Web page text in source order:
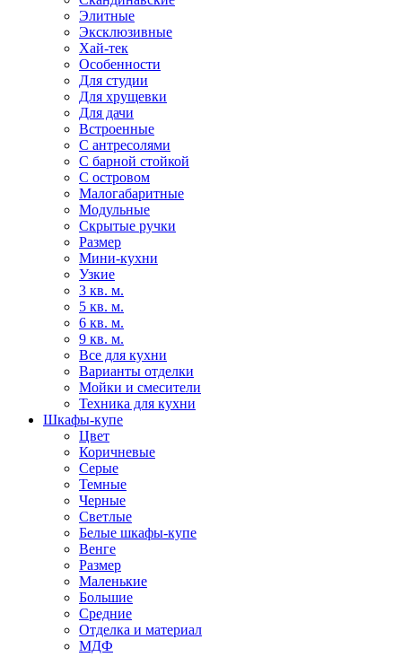
Элитные
Эксклюзивные
Хай-тек
Особенности
Для студии
Для хрущевки
Для дачи
Встроенные
С антресолями
С барной стойкой
С островом
Малогабаритные
Модульные
Скрытые ручки
Размер
Мини-кухни
Узкие
3 кв. м.
5 кв. м.
6 кв. м.
9 кв. м.
Все для кухни
Варианты отделки
Мойки и смесители
Техника для кухни
Шкафы-купе
Цвет
Коричневые
Серые
Темные
Черные
Светлые
Белые шкафы-купе
Венге
Размер
Маленькие
Большие
Средние
Отделка и материал
МДФ